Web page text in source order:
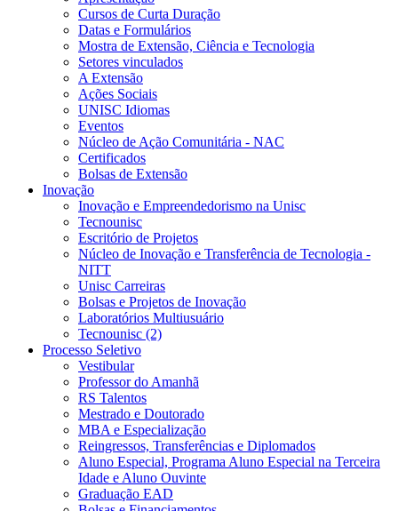
Cursos de Curta Duração
Datas e Formulários
Mostra de Extensão, Ciência e Tecnologia
Setores vinculados
A Extensão
Ações Sociais
UNISC Idiomas
Eventos
Núcleo de Ação Comunitária - NAC
Certificados
Bolsas de Extensão
Inovação
Inovação e Empreendedorismo na Unisc
Tecnounisc
Escritório de Projetos
Núcleo de Inovação e Transferência de Tecnologia -
NITT
Unisc Carreiras
Bolsas e Projetos de Inovação
Laboratórios Multiusuário
Tecnounisc (2)
Processo Seletivo
Vestibular
Professor do Amanhã
RS Talentos
Mestrado e Doutorado
MBA e Especialização
Reingressos, Transferências e Diplomados
Aluno Especial, Programa Aluno Especial na Terceira
Idade e Aluno Ouvinte
Graduação EAD